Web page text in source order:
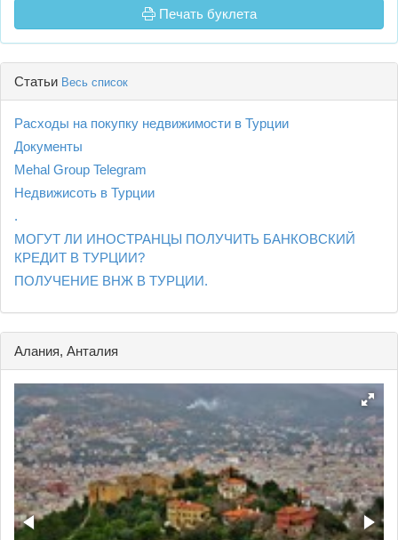
Печать буклета
Статьи Весь список
Расходы на покупку недвижимости в Турции
Документы
Mehal Group Telegram
Недвижисоть в Турции
.
МОГУТ ЛИ ИНОСТРАНЦЫ ПОЛУЧИТЬ БАНКОВСКИЙ
КРЕДИТ В ТУРЦИИ?
ПОЛУЧЕНИЕ ВНЖ В ТУРЦИИ.
Алания, Анталия